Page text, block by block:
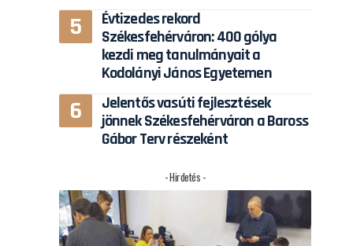
Évtizedes rekord
Székesfehérváron: 400 gólya
kezdi meg tanulmányait a
Kodolányi János Egyetemen
Jelentős vasúti fejlesztések
jönnek Székesfehérváron a Baross
Gábor Terv részeként
- Hirdetés -